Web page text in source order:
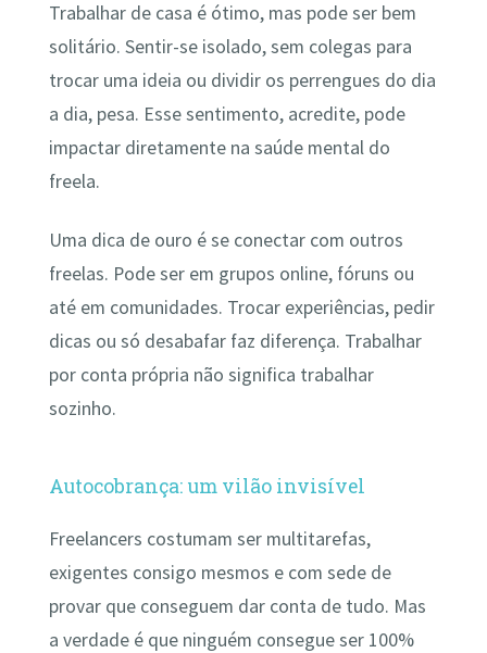
Trabalhar de casa é ótimo, mas pode ser bem
solitário. Sentir-se isolado, sem colegas para
trocar uma ideia ou dividir os perrengues do dia
a dia, pesa. Esse sentimento, acredite, pode
impactar diretamente na saúde mental do
freela.
Uma dica de ouro é se conectar com outros
freelas. Pode ser em grupos online, fóruns ou
até em comunidades. Trocar experiências, pedir
dicas ou só desabafar faz diferença. Trabalhar
por conta própria não significa trabalhar
sozinho.
Autocobrança: um vilão invisível
Freelancers costumam ser multitarefas,
exigentes consigo mesmos e com sede de
provar que conseguem dar conta de tudo. Mas
a verdade é que ninguém consegue ser 100%